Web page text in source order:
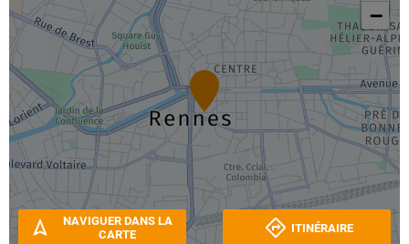
−
NAVIGUER DANS LA
CARTE
ITINÉRAIRE